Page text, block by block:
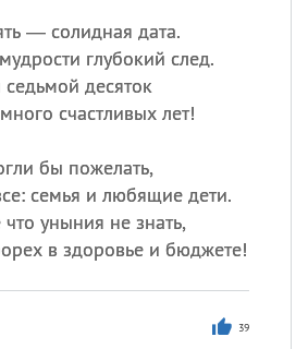
— солидная дата.
глубокий след.
десяток
счастливых лет!
бы пожелать,
семья и любящие дети.
уныния не знать,
в здоровье и бюджете!
39